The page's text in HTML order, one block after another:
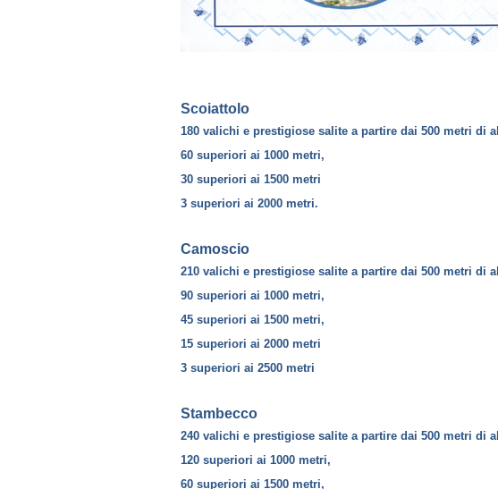
Scoiattolo
180 valichi e prestigiose salite a partire dai 500 metri di
60 superiori ai 1000 metri,
30 superiori ai 1500 metri
3 superiori ai 2000 metri.
Camoscio
210 valichi e prestigiose salite a partire dai 500 metri di
90 superiori ai 1000 metri,
45 superiori ai 1500 metri,
15 superiori ai 2000 metri
3 superiori ai 2500 metri
Stambecco
240 valichi e prestigiose salite a partire dai 500 metri di
120 superiori ai 1000 metri,
60 superiori ai 1500 metri,